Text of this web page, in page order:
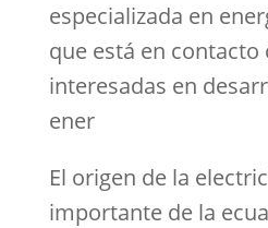
especializada en
que está en contacto
interesadas en
ener
El origen de la
importante de la